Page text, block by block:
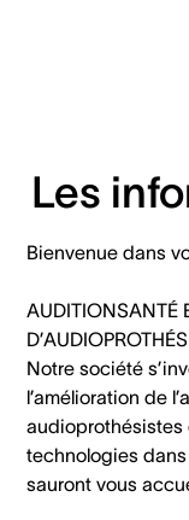
Les
Bienvenue dans
AUDITIONSANTÉ
Notre société
l’amélioration de
audioprothésistes
technologies
sauront vous